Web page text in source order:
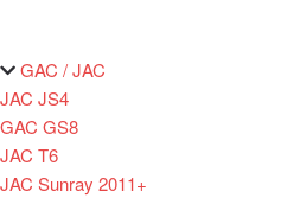
GAC / JAC
JAC JS4
GAC GS8
JAC T6
JAC Sunray 2011+